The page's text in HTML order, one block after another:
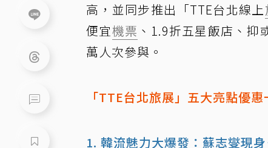
高，並同步推出「TTE台北線上
便宜機票 、1.9折五星飯店、抑
萬人次參與。
「TTE台北旅展」五大亮點優惠
1. 韓流魅力大爆發：蘇志燮現